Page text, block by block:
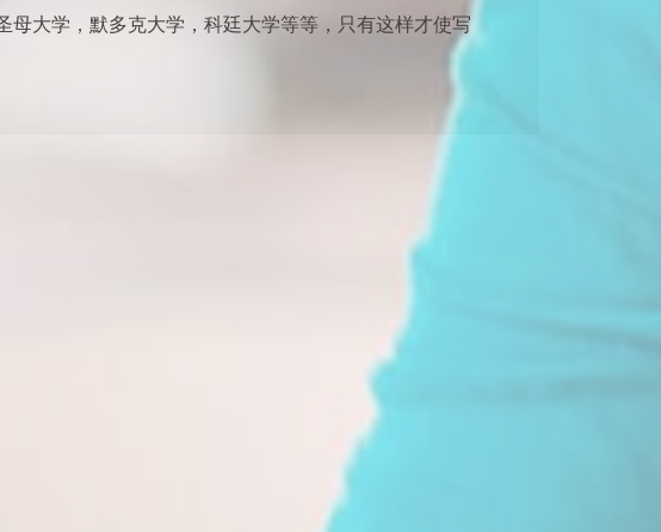
大学，默多克大学，科廷大学等等，只有这样才使写